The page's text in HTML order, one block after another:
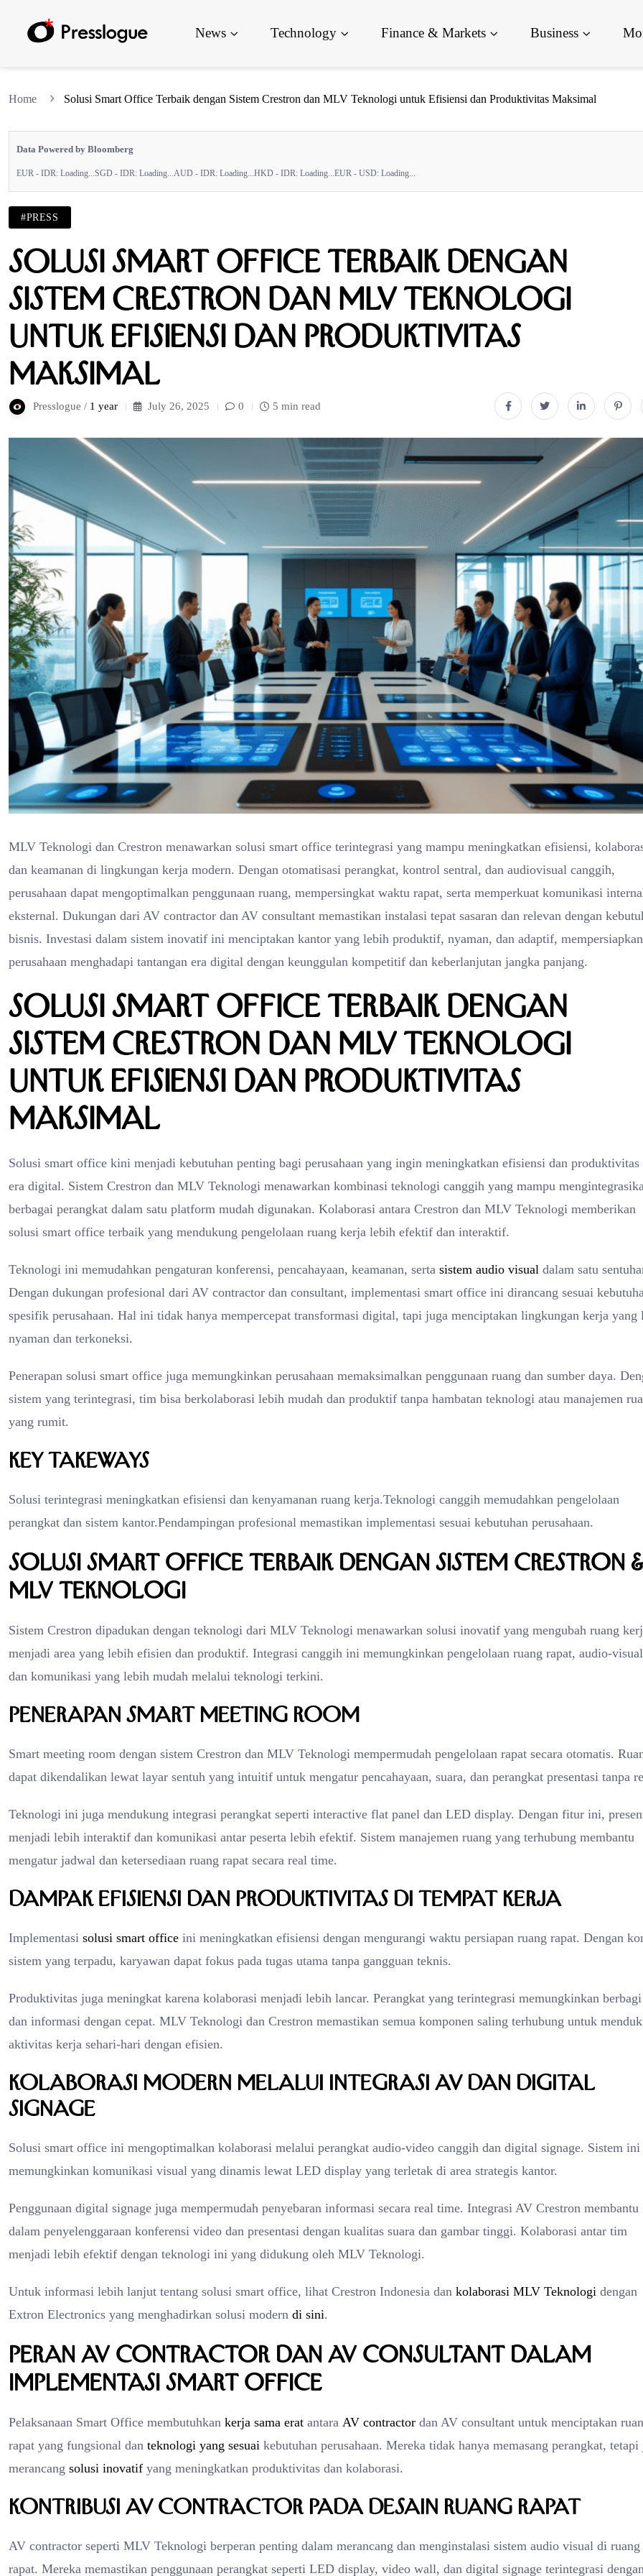
News Technology Finance & Markets Business
Home Solusi Smart Office Terbaik dengan Sistem Crestron dan MLV Teknologi untuk Efisiensi dan Produktivitas Maksimal
Data Powered by Bloomberg
EUR - IDR: Loading...SGD - IDR: Loading...AUD - IDR: Loading...HKD - IDR: Loading...EUR - USD: Loading...
#PRESS
Solusi Smart Office Terbaik dengan
Sistem Crestron dan MLV Teknologi
untuk Efisiensi dan Produktivitas
Maksimal
Presslogue / 1 year July 26, 2025 0 5 min read
MLV Teknologi dan Crestron menawarkan solusi smart office terintegrasi yang mampu meningkatkan efisiensi,
dan keamanan di lingkungan kerja modern. Dengan otomatisasi perangkat, kontrol sentral, dan audiovisual canggih,
perusahaan dapat mengoptimalkan penggunaan ruang, mempersingkat waktu rapat, serta memperkuat komunikasi
eksternal. Dukungan dari AV contractor dan AV consultant memastikan instalasi tepat sasaran dan relevan dengan
bisnis. Investasi dalam sistem inovatif ini menciptakan kantor yang lebih produktif, nyaman, dan adaptif, mempersiapkan
perusahaan menghadapi tantangan era digital dengan keunggulan kompetitif dan keberlanjutan jangka panjang.
Solusi Smart Office Terbaik dengan
Sistem Crestron dan MLV Teknologi
untuk Efisiensi dan Produktivitas
Maksimal
Solusi smart office kini menjadi kebutuhan penting bagi perusahaan yang ingin meningkatkan efisiensi dan produktivitas
era digital. Sistem Crestron dan MLV Teknologi menawarkan kombinasi teknologi canggih yang mampu
berbagai perangkat dalam satu platform mudah digunakan. Kolaborasi antara Crestron dan MLV Teknologi memberikan
solusi smart office terbaik yang mendukung pengelolaan ruang kerja lebih efektif dan interaktif.
Teknologi ini memudahkan pengaturan konferensi, pencahayaan, keamanan, serta sistem audio visual dalam satu
Dengan dukungan profesional dari AV contractor dan consultant, implementasi smart office ini dirancang sesuai
spesifik perusahaan. Hal ini tidak hanya mempercepat transformasi digital, tapi juga menciptakan lingkungan kerja yang
nyaman dan terkoneksi.
Penerapan solusi smart office juga memungkinkan perusahaan memaksimalkan penggunaan ruang dan sumber daya.
sistem yang terintegrasi, tim bisa berkolaborasi lebih mudah dan produktif tanpa hambatan teknologi atau manajemen
yang rumit.
Key Takeways
Solusi terintegrasi meningkatkan efisiensi dan kenyamanan ruang kerja.Teknologi canggih memudahkan pengelolaan
perangkat dan sistem kantor.Pendampingan profesional memastikan implementasi sesuai kebutuhan perusahaan.
Solusi Smart Office Terbaik dengan Sistem Crestron &
MLV Teknologi
Sistem Crestron dipadukan dengan teknologi dari MLV Teknologi menawarkan solusi inovatif yang mengubah ruang
menjadi area yang lebih efisien dan produktif. Integrasi canggih ini memungkinkan pengelolaan ruang rapat, audio-
dan komunikasi yang lebih mudah melalui teknologi terkini.
Penerapan Smart Meeting Room
Smart meeting room dengan sistem Crestron dan MLV Teknologi mempermudah pengelolaan rapat secara otomatis.
dapat dikendalikan lewat layar sentuh yang intuitif untuk mengatur pencahayaan, suara, dan perangkat presentasi tanpa
Teknologi ini juga mendukung integrasi perangkat seperti interactive flat panel dan LED display. Dengan fitur ini,
menjadi lebih interaktif dan komunikasi antar peserta lebih efektif. Sistem manajemen ruang yang terhubung membantu
mengatur jadwal dan ketersediaan ruang rapat secara real time.
Dampak Efisiensi dan Produktivitas di Tempat Kerja
Implementasi solusi smart office ini meningkatkan efisiensi dengan mengurangi waktu persiapan ruang rapat. Dengan
sistem yang terpadu, karyawan dapat fokus pada tugas utama tanpa gangguan teknis.
Produktivitas juga meningkat karena kolaborasi menjadi lebih lancar. Perangkat yang terintegrasi memungkinkan
dan informasi dengan cepat. MLV Teknologi dan Crestron memastikan semua komponen saling terhubung untuk
aktivitas kerja sehari-hari dengan efisien.
Kolaborasi Modern Melalui Integrasi AV dan Digital
Signage
Solusi smart office ini mengoptimalkan kolaborasi melalui perangkat audio-video canggih dan digital signage. Sistem ini
memungkinkan komunikasi visual yang dinamis lewat LED display yang terletak di area strategis kantor.
Penggunaan digital signage juga mempermudah penyebaran informasi secara real time. Integrasi AV Crestron membantu
dalam penyelenggaraan konferensi video dan presentasi dengan kualitas suara dan gambar tinggi. Kolaborasi antar tim
menjadi lebih efektif dengan teknologi ini yang didukung oleh MLV Teknologi.
Untuk informasi lebih lanjut tentang solusi smart office, lihat Crestron Indonesia dan kolaborasi MLV Teknologi dengan
Extron Electronics yang menghadirkan solusi modern di sini.
Peran AV Contractor dan AV Consultant dalam
Implementasi Smart Office
Pelaksanaan Smart Office membutuhkan kerja sama erat antara AV contractor dan AV consultant untuk menciptakan
rapat yang fungsional dan teknologi yang sesuai kebutuhan perusahaan. Mereka tidak hanya memasang perangkat, tetapi
merancang solusi inovatif yang meningkatkan produktivitas dan kolaborasi.
Kontribusi AV Contractor pada Desain Ruang Rapat
AV contractor seperti MLV Teknologi berperan penting dalam merancang dan menginstalasi sistem audio visual di ruang
rapat. Mereka memastikan penggunaan perangkat seperti LED display, video wall, dan digital signage terintegrasi